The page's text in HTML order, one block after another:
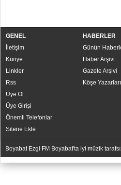
GENEL
İletişim
Künye
Linkler
Rss
Üye Ol
Üye Girişi
Önemli Telefonlar
Sitene Ekle
HABERLER
Günün
Haber Arşivi
Gazete Arşivi
Köşe Yazarları
Boyabat Ezgi FM Boyabat'ta iyi müzik